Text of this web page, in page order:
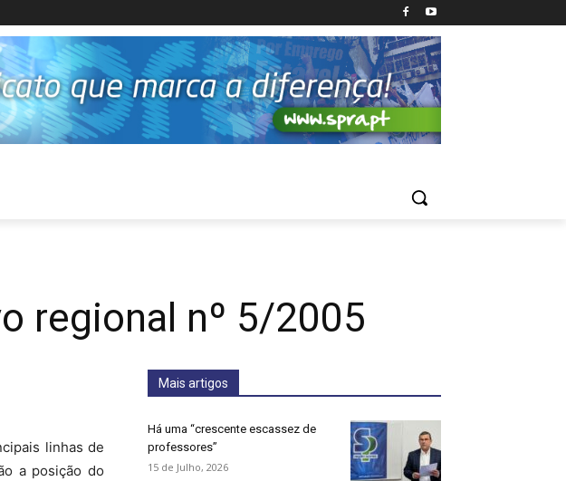
regional nº 5/2005
linhas de
a posição do
Mais artigos
Há uma “crescente escassez de
professores”
15 de Julho, 2026